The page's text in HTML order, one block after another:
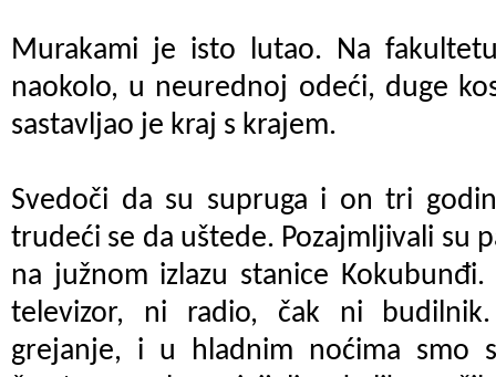
Murakami je isto lutao. Na
naokolo, u neurednoj odeći, duge
sastavljao je kraj s krajem.
Svedoči da su supruga i on tri
trudeći se da uštede. Pozajmljivali su
na južnom izlazu stanice
televizor, ni radio, čak ni
grejanje, i u hladnim noćima smo